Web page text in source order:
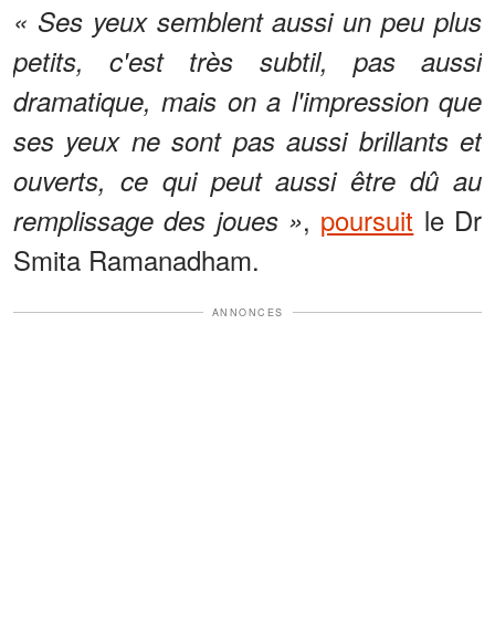
« Ses yeux semblent aussi un peu plus
petits, c'est très subtil, pas aussi
dramatique, mais on a l'impression que
ses yeux ne sont pas aussi brillants et
ouverts, ce qui peut aussi être dû au
remplissage des joues », poursuit le Dr
Smita Ramanadham.
ANNONCES